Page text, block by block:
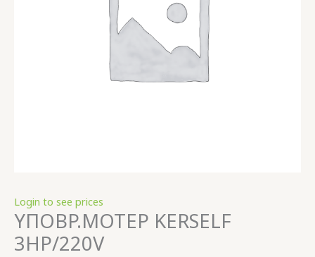
Login to see prices
ΥΠΟΒP.ΜΟΤΕΡ KERSELF
3ΗΡ/220V